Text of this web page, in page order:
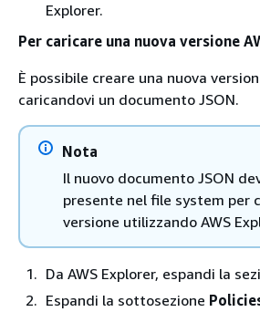
Explorer.
Per caricare una nuova versione
È possibile creare una nuova
caricandovi un documento JSON.
Nota
Il nuovo documento JSON
presente nel file system per
versione utilizzando AWS
Da AWS Explorer, espandi la
Espandi la sottosezione